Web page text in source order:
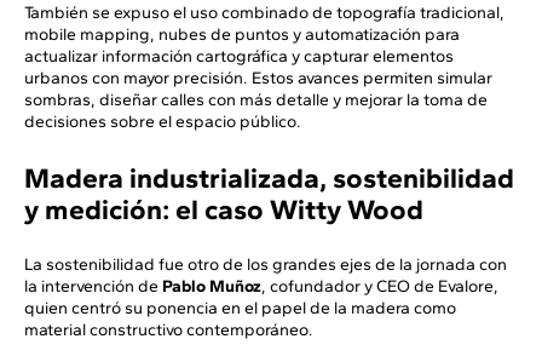
También se expuso el uso combinado de topografía tradicional,
mobile mapping, nubes de puntos y automatización para
actualizar información cartográfica y capturar elementos
urbanos con mayor precisión. Estos avances permiten simular
sombras, diseñar calles con más detalle y mejorar la toma de
decisiones sobre el espacio público.
Madera industrializada, sostenibilidad
y medición: el caso Witty Wood
La sostenibilidad fue otro de los grandes ejes de la jornada con
la intervención de Pablo Muñoz, cofundador y CEO de Evalore,
quien centró su ponencia en el papel de la madera como
material constructivo contemporáneo.